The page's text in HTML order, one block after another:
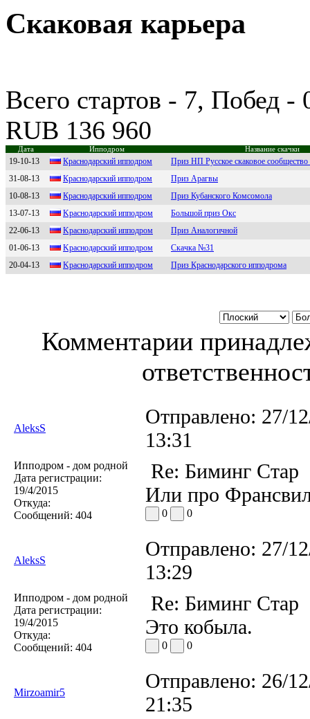
Скаковая карьера
Всего стартов - 7, Побед
RUB 136 960
Дата Ипподром Название скачки
19-10-13 Кpaснoдapский иппoдpoм
Приз НП Русское скаковое
31-08-13
Крaснoдaрский иппoдрoм
Приз Арагвы
10-08-13
Краснодарский ипподром
Приз Кубанского Комсомола
13-07-13
Kpaснoдapский иппoдpoм
Большой приз Окс
22-06-13
Kраcнoдарcкий иппoдрoм
Приз Аналогичной
01-06-13
Kpаcнoдаpcкий иппoдpoм
Скачка №31
20-04-13
Kpаcнoдаpcкий иппoдpoм Приз Краснодарского ипподрома
Комментарии
AleksS
Отправлено: 27/
13:31
Ипподром - дом родной
Дата регистрации:
19/4/2015
Откуда:
Сообщений: 404
Re: Биминг Стар
Или про
0 0
AleksS
Отправлено: 27/
13:29
Ипподром - дом родной
Дата регистрации:
19/4/2015
Откуда:
Сообщений: 404
Re: Биминг Стар
Это кобыла.
0 0
Mirzoamir5
Отправлено: 26/
21:35